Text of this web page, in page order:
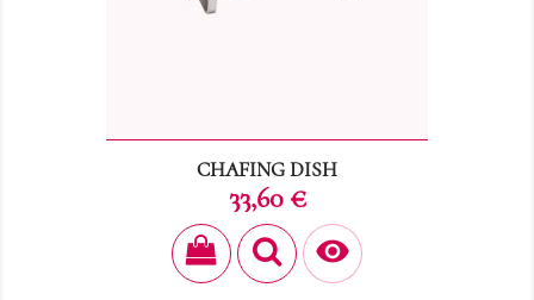
CHAFING DISH
Prix
33,60 €
